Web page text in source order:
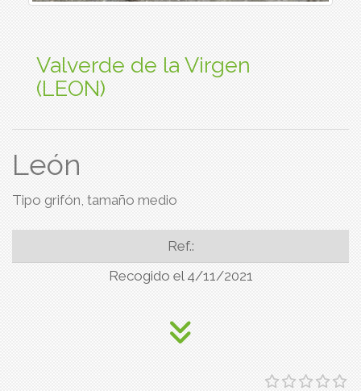
Valverde de la Virgen
(LEON)
León
Tipo grifón, tamaño medio
Ref.:
Recogido el 4/11/2021